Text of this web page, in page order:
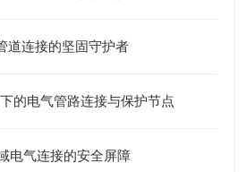
道连接的坚固守护者
的电气管路连接与保护节点
电气连接的安全屏障